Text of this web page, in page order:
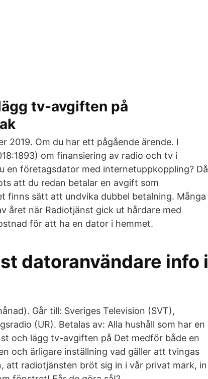
tv-avgiften på
2019. Om du har ett pågående ärende. I
om finansiering av radio och tv i
en företagsdator med internetuppkoppling? Då
att du redan betalar en avgift som
finns sätt att undvika dubbel betalning. Många
året när Radiotjänst gick ut hårdare med
för att ha en dator i hemmet.
datoranvändare info i
Går till: Sveriges Television (SVT),
(UR). Betalas av: Alla hushåll som har en
och lägg tv-avgiften på Det medför både en
och ärligare inställning vad gäller att tvingas
att radiotjänsten bröt sig in i vår privat mark, in